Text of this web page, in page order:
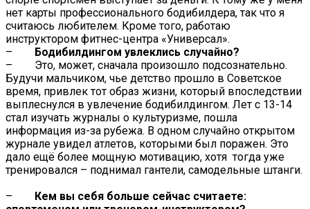
нет карты профессионального бодибилдера, так что я
считаюсь любителем. Кроме того, работаю
инструктором фитнес-центра «Универсал».
–
Бодибилдингом увлеклись случайно?
– Это, может, сначала произошло подсознательно.
Будучи мальчиком, чье детство прошло в Советское
время, привлек тот образ жизни, который впоследствии
выплеснулся в увлечение бодибилдингом. Лет с 13-14
стал изучать журналы о культуризме, пошла
информация из-за рубежа. В одном случайно открытом
журнале увидел атлетов, которыми был поражен. Это
дало ещё более мощную мотивацию, хотя тогда уже
тренировался – поднимал гантели, самодельные штанги.
–
Кем вы себя больше сейчас считаете: